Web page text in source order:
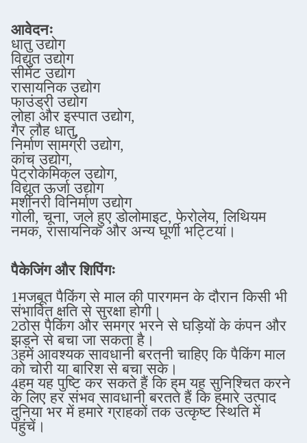
आवेदनः
धातु उद्योग
विद्युत उद्योग
सीमेंट उद्योग
रासायनिक उद्योग
फाउंड्री उद्योग
लोहा और इस्पात उद्योग,
गैर लौह धातु,
निर्माण सामग्री उद्योग,
कांच उद्योग,
पेट्रोकेमिकल उद्योग,
विद्युत ऊर्जा उद्योग
मशीनरी विनिर्माण उद्योग
गोली, चूना, जले हुए डोलोमाइट, फेरोलेय, लिथियम
नमक, रासायनिक और अन्य घूर्णी भट्टियां।
पैकेजिंग और शिपिंगः
1मजबूत पैकिंग से माल की पारगमन के दौरान किसी भी
संभावित क्षति से सुरक्षा होगी।
2ठोस पैकिंग और समग्र भरने से घड़ियों के कंपन और
झड़ने से बचा जा सकता है।
3हमें आवश्यक सावधानी बरतनी चाहिए कि पैकिंग माल
को चोरी या बारिश से बचा सके।
4हम यह पुष्टि कर सकते हैं कि हम यह सुनिश्चित करने
के लिए हर संभव सावधानी बरतते हैं कि हमारे उत्पाद
दुनिया भर में हमारे ग्राहकों तक उत्कृष्ट स्थिति में
पहुंचें।